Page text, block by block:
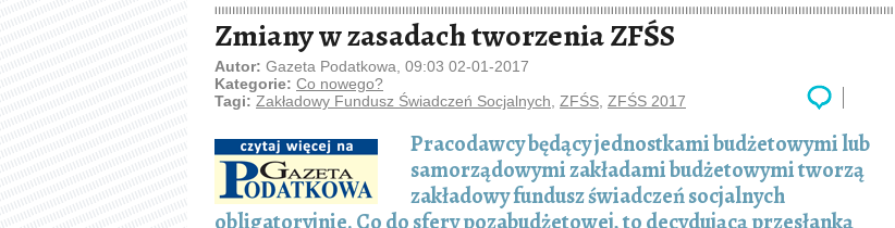
Zmiany w zasadach tworzenia ZFŚS
Autor: Gazeta Podatkowa, 09:03 02-01-2017
Kategorie: Co nowego?
Tagi: Zakładowy Fundusz Świadczeń Socjalnych ZFŚS ZFŚS 2017
Pracodawcy będący jednostkami budżetowymi lub
samorządowymi zakładami budżetowymi tworzą
zakładowy fundusz świadczeń socjalnych
obligatoryjnie. Co do sfery pozabudżetowej, to decydującą przesłanką